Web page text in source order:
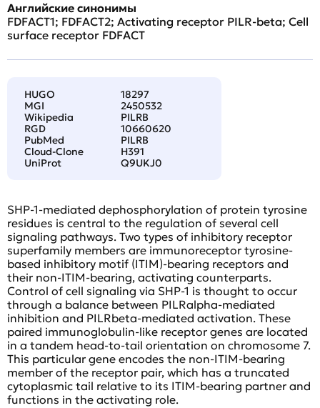
Английские синонимы
FDFACT1; FDFACT2; Activating receptor PILR-beta; Cell
surface receptor FDFACT
HUGO
18297
MGI
2450532
Wikipedia
PILRB
RGD
10660620
PubMed
PILRB
Cloud-Clone
H391
UniProt
Q9UKJ0
SHP-1-mediated dephosphorylation of protein tyrosine
residues is central to the regulation of several cell
signaling pathways. Two types of inhibitory receptor
superfamily members are immunoreceptor tyrosine-
based inhibitory motif (ITIM)-bearing receptors and
their non-ITIM-bearing, activating counterparts.
Control of cell signaling via SHP-1 is thought to occur
through a balance between PILRalpha-mediated
inhibition and PILRbeta-mediated activation. These
paired immunoglobulin-like receptor genes are located
in a tandem head-to-tail orientation on chromosome 7.
This particular gene encodes the non-ITIM-bearing
member of the receptor pair, which has a truncated
cytoplasmic tail relative to its ITIM-bearing partner and
functions in the activating role.